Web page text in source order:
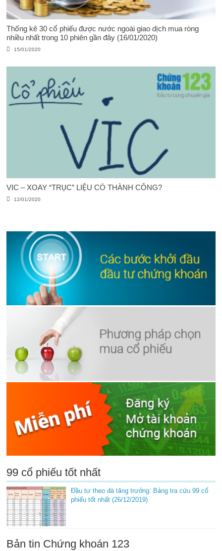
Thống kê 30 cổ phiếu được nước ngoài giao dịch mua ròng
nhiều nhất trong 10 phiên gần đây (16/01/2020)
15/01/2020
VIC – XOAY “TRỤC” LIỆU CÓ THÀNH CÔNG?
12/01/2020
99 cổ phiếu tốt nhất
Đầu tư theo đà tăng trưởng: Bảng tra cứu 99 cổ
phiếu tốt nhất (26/12/2019)
Bản tin Chứng khoán 123